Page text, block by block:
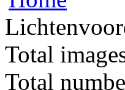
Total
Total